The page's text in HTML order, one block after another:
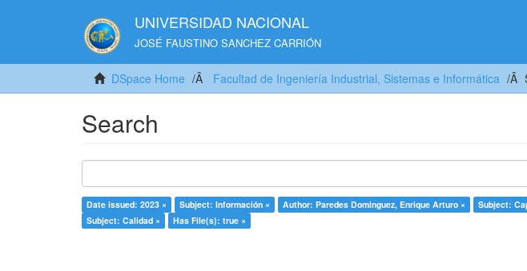
UNIVERSIDAD NACIONAL
JOSÉ FAUSTINO SANCHEZ CARRIÓN
DSpace Home Facultad de Ingeniería Industrial, Sistemas e Informática
Search
Date issued: 2023 × Subject: Información × Author: Paredes Dominguez, Enrique Arturo × Subject:
Subject: Calidad ×
Has File(s): true ×